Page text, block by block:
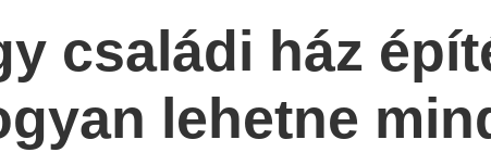
családi ház
lehetne